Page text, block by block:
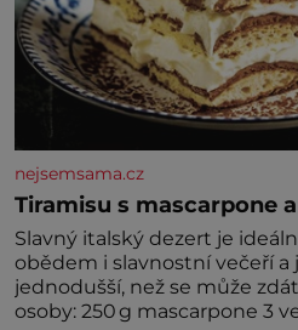
nejsemsama.cz
Tiramisu s mascarpone
Slavný italský dezert je
obědem i slavnostní večeří a
jednodušší, než se může
osoby: 250 g mascarpone 3 vejce 80 g cukru 200 g